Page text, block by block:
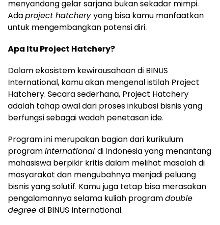
menyandang gelar sarjana bukan sekadar mimpi.
Adaproject hatcheryyang bisa kamu manfaatkan
untuk mengembangkan potensi diri.
Apa Itu Project Hatchery?
Dalam ekosistem kewirausahaan di BINUS
International, kamu akan mengenal istilah Project
Hatchery. Secara sederhana, Project Hatchery
adalah tahap awal dari proses inkubasi bisnis yang
berfungsi sebagai wadah penetasan ide.
Program ini merupakan bagian dari kurikulum
programinternational di Indonesia yang menantang
mahasiswa berpikir kritis dalam melihat masalah di
masyarakat dan mengubahnya menjadi peluang
bisnis yang solutif. Kamu juga tetap bisa merasakan
pengalamannya selama kuliah programdouble
degree di BINUS International.